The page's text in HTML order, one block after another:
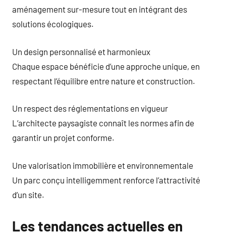
aménagement sur-mesure tout en intégrant des
solutions écologiques.
Un design personnalisé et harmonieux
Chaque espace bénéficie d’une approche unique, en
respectant l’équilibre entre nature et construction.
Un respect des réglementations en vigueur
L’architecte paysagiste connaît les normes afin de
garantir un projet conforme.
Une valorisation immobilière et environnementale
Un parc conçu intelligemment renforce l’attractivité
d’un site.
Les tendances actuelles en